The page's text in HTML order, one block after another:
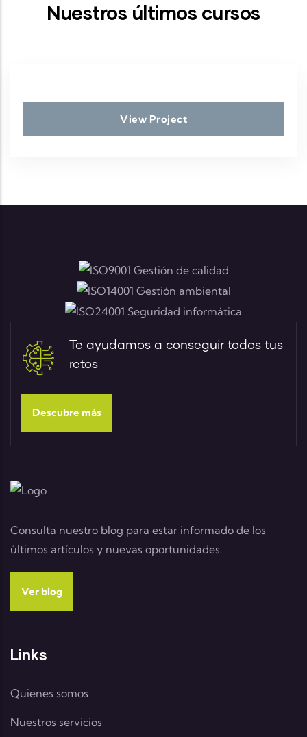
Nuestros últimos cursos
View Project
Te ayudamos a conseguir todos tus
retos
Descubre más
Consulta nuestro blog para estar informado de los
últimos artículos y nuevas oportunidades.
Ver blog
Links
Quienes somos
Nuestros servicios